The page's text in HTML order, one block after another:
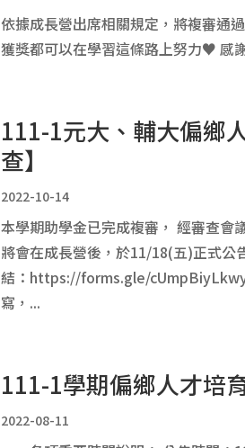
依據成長營出席相關規定，將複審通
獲獎都可以在學習這條路上努力♥ 感
111-1元大、輔大偏鄉
查】
2022-10-14
本學期助學金已完成複審， 經審查會
將會在成長營後，於11/18(五)正式公
結：https://forms.gle/
寫，...
111-1學期偏鄉人才培
2022-08-11